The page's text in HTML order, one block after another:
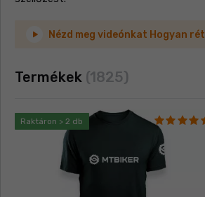
Nézd meg videónkat Hogyan
Termékek (1825)
Raktáron > 2 db